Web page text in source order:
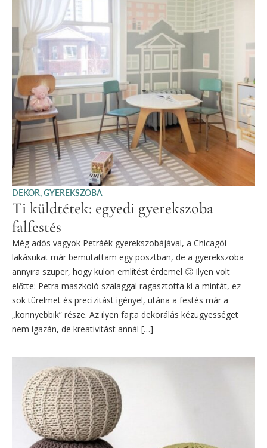
DEKOR,GYEREKSZOBA
Ti küldtétek: egyedi gyerekszoba
falfestés
Még adós vagyok Petráék gyerekszobájával, a Chicagói
lakásukat már bemutattam egy posztban, de a gyerekszoba
annyira szuper, hogy külön említést érdemel 🙂 Ilyen volt
előtte: Petra maszkoló szalaggal ragasztotta ki a mintát, ez
sok türelmet és precizitást igényel, utána a festés már a
„könnyebbik” része. Az ilyen fajta dekorálás kézügyességet
nem igazán, de kreativitást annál […]